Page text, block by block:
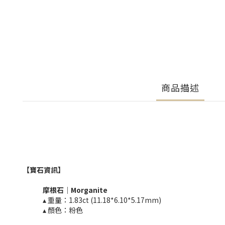
商品描述
【寶石資訊】
摩根石 ｜Morganite
▴ 重量：1.83ct (11.18*6.10*5.17mm)​
▴ 顏色：粉色